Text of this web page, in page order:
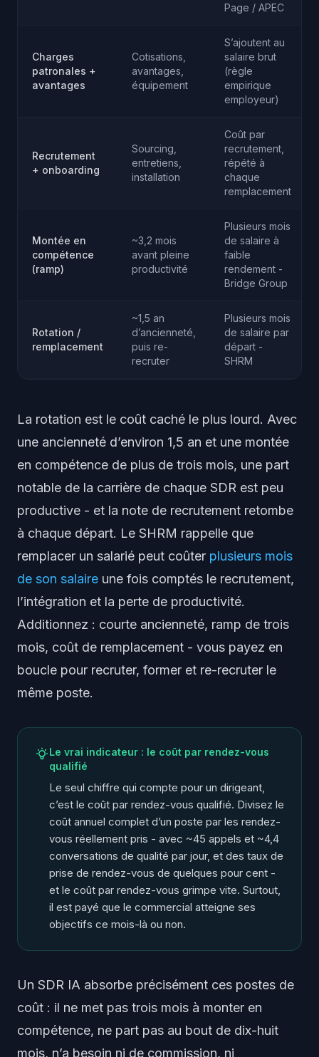
Page / APEC
Charges
patronales +
avantages
Cotisations,
avantages,
équipement
S’ajoutent au
salaire brut
(règle
empirique
employeur)
Recrutement
+ onboarding
Sourcing,
entretiens,
installation
Coût par
recrutement,
répété à
chaque
remplacement
Montée en
compétence
(ramp)
~3,2 mois
avant pleine
productivité
Plusieurs mois
de salaire à
faible
rendement -
Bridge Group
Rotation /
remplacement
~1,5 an
d’ancienneté,
puis re-
recruter
Plusieurs mois
de salaire par
départ -
SHRM
La rotation est le coût caché le plus lourd. Avec
une ancienneté d’environ 1,5 an et une montée
en compétence de plus de trois mois, une part
notable de la carrière de chaque SDR est peu
productive - et la note de recrutement retombe
à chaque départ. Le SHRM rappelle que
remplacer un salarié peut coûter plusieurs mois
de son salaire une fois comptés le recrutement,
l’intégration et la perte de productivité.
Additionnez : courte ancienneté, ramp de trois
mois, coût de remplacement - vous payez en
boucle pour recruter, former et re-recruter le
même poste.
Le vrai indicateur : le coût par rendez-vous
qualifié
Le seul chiffre qui compte pour un dirigeant,
c’est le coût par rendez-vous qualifié. Divisez le
coût annuel complet d’un poste par les rendez-
vous réellement pris - avec ~45 appels et ~4,4
conversations de qualité par jour, et des taux de
prise de rendez-vous de quelques pour cent -
et le coût par rendez-vous grimpe vite. Surtout,
il est payé que le commercial atteigne ses
objectifs ce mois-là ou non.
Un SDR IA absorbe précisément ces postes de
coût : il ne met pas trois mois à monter en
compétence, ne part pas au bout de dix-huit
mois, n’a besoin ni de commission, ni